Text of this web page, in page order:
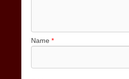
Name *